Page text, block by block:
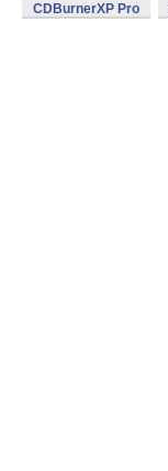
CDBurnerXP Pro